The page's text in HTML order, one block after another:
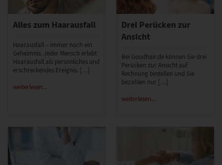
Alles zum Haarausfall
Haarausfall – immer noch ein
Geheimnis. Jeder Mensch erlebt
Haarausfall als persönliches und
erschreckendes Ereignis. […]
weiterlesen...
Drei Perücken zur
Ansicht
Bei Goodhair.de können Sie drei
Perücken zur Ansicht auf
Rechnung bestellen und Sie
bezahlen nur […]
weiterlesen...